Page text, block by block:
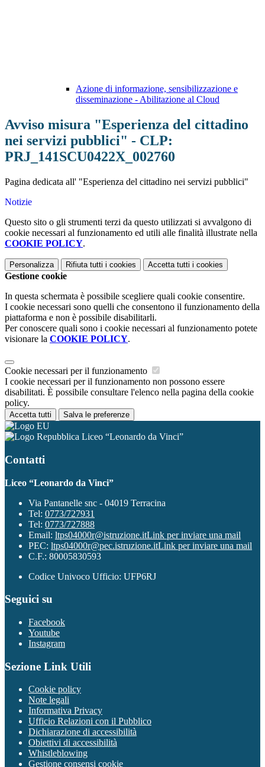
Azione di informazione, sensibilizzazione e
disseminazione - Abilitazione al Cloud
Avviso misura "Esperienza del cittadino
nei servizi pubblici" - CLP:
PRJ_141SCU0422X_002760
Pagina dedicata all' "Esperienza del cittadino nei servizi pubblici"
Notizie
Questo sito o gli strumenti terzi da questo utilizzati si avvalgono di
cookie necessari al funzionamento ed utili alle finalità illustrate nella
COOKIE POLICY.
Personalizza Rifiuta tutti i cookies Accetta tutti i cookies
Gestione cookie
In questa schermata è possibile scegliere quali cookie consentire.
I cookie necessari sono quelli che consentono il funzionamento della
piattaforma e non è possibile disabilitarli.
Per conoscere quali sono i cookie necessari al funzionamento potete
visionare la COOKIE POLICY.
Cookie necessari per il funzionamento
I cookie necessari per il funzionamento non possono essere
disabilitati. È possibile consultare l'elenco nella pagina della cookie
policy.
Accetta tutti Salva le preferenze
Liceo “Leonardo da Vinci”
Contatti
Liceo “Leonardo da Vinci”
Via Pantanelle snc - 04019 Terracina
Tel: 0773/727931
Tel: 0773/727888
Email: ltps04000r@istruzione.itLink per inviare una mail
PEC: ltps04000r@pec.istruzione.itLink per inviare una mail
C.F.: 80005830593
Codice Univoco Ufficio: UFP6RJ
Seguici su
Facebook
Youtube
Instagram
Sezione Link Utili
Cookie policy
Note legali
Informativa Privacy
Ufficio Relazioni con il Pubblico
Dichiarazione di accessibilità
Obiettivi di accessibilità
Whistleblowing
Gestione consensi cookie